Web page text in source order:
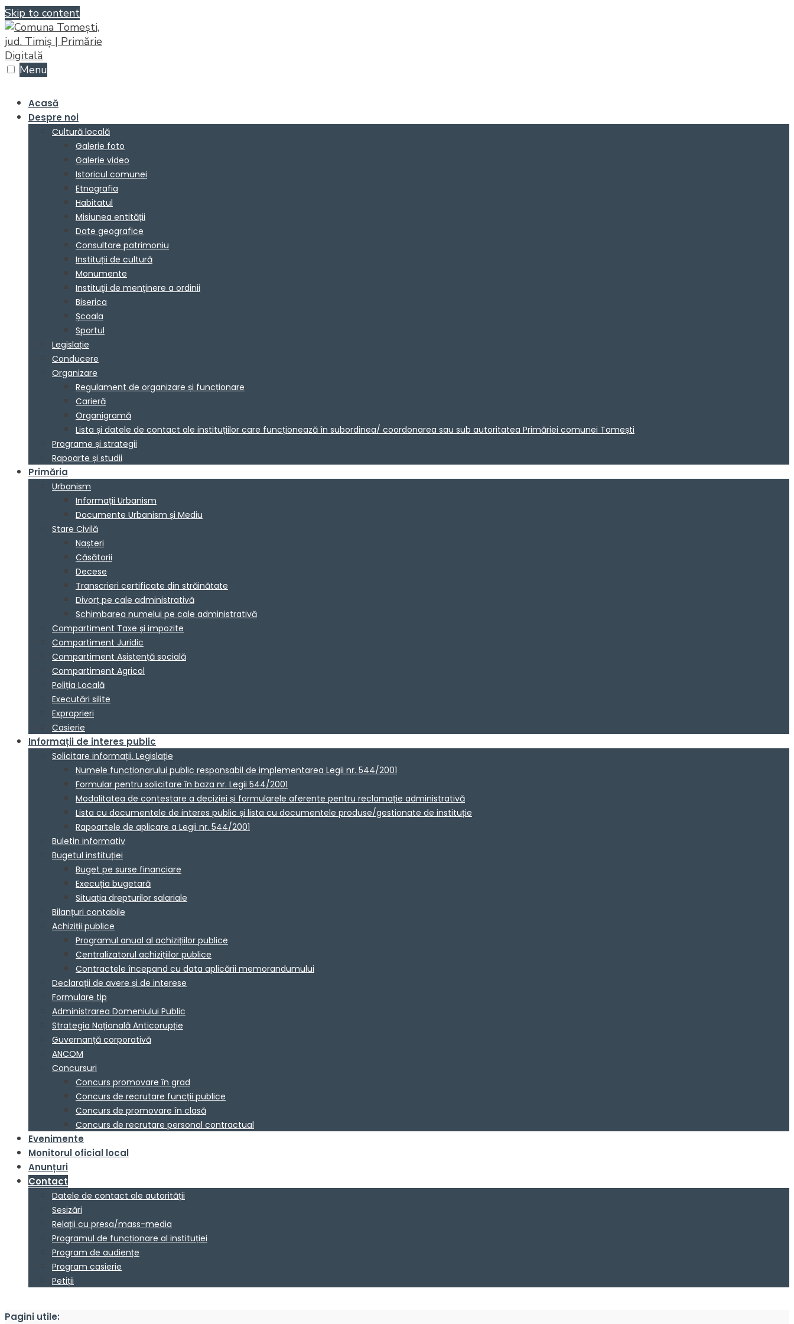
Skip to content
Menu
Acasă
Despre noi
Cultură locală
Galerie foto
Galerie video
Istoricul comunei
Etnografia
Habitatul
Misiunea entității
Date geografice
Consultare patrimoniu
Instituții de cultură
Monumente
Instituţii de menţinere a ordinii
Biserica
Școala
Sportul
Legislație
Conducere
Organizare
Regulament de organizare și funcționare
Carieră
Organigramă
Lista și datele de contact ale instituțiilor care funcționează în subordinea/ coordonarea sau sub autoritatea Primăriei comunei Tomești
Programe și strategii
Rapoarte și studii
Primăria
Urbanism
Informații Urbanism
Documente Urbanism și Mediu
Stare Civilă
Nașteri
Căsătorii
Decese
Transcrieri certificate din străinătate
Divorț pe cale administrativă
Schimbarea numelui pe cale administrativă
Compartiment Taxe și impozite
Compartiment Juridic
Compartiment Asistență socială
Compartiment Agricol
Poliția Locală
Executări silite
Exproprieri
Casierie
Informații de interes public
Solicitare informații. Legislație
Numele funcționarului public responsabil de implementarea Legii nr. 544/2001
Formular pentru solicitare în baza nr. Legii 544/2001
Modalitatea de contestare a deciziei și formularele aferente pentru reclamație administrativă
Lista cu documentele de interes public și lista cu documentele produse/gestionate de instituție
Rapoartele de aplicare a Legii nr. 544/2001
Buletin informativ
Bugetul instituției
Buget pe surse financiare
Execuția bugetară
Situația drepturilor salariale
Bilanțuri contabile
Achiziții publice
Programul anual al achizițiilor publice
Centralizatorul achizițiilor publice
Contractele începand cu data aplicării memorandumului
Declarații de avere și de interese
Formulare tip
Administrarea Domeniului Public
Strategia Națională Anticorupție
Guvernanță corporativă
ANCOM
Concursuri
Concurs promovare în grad
Concurs de recrutare funcții publice
Concurs de promovare în clasă
Concurs de recrutare personal contractual
Evenimente
Monitorul oficial local
Anunțuri
Contact
Datele de contact ale autorității
Sesizări
Relații cu presa/mass-media
Programul de funcționare al instituției
Program de audiențe
Program casierie
Petiții
Pagini utile: